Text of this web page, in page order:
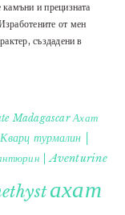
и прецизната
от мен
създадени в
Madagascar Ахат
Кварц турмалин |
| Aventurine
ахат